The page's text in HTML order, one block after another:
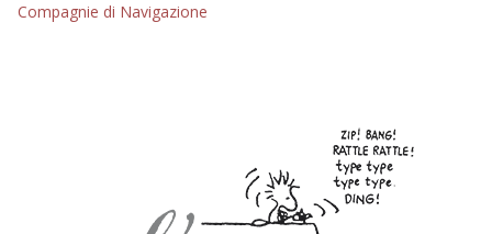
Compagnie di Navigazione